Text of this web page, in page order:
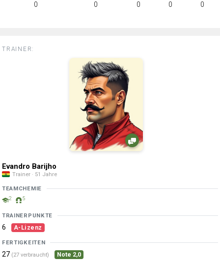
0
0 0 0 0
TRAINER:
Evandro Barijho
Trainer · 51 Jahre
TEAMCHEMIE
2 5
TRAINERPUNKTE
6 A-Lizenz
FERTIGKEITEN
27 (27 verbraucht) Note 2,0